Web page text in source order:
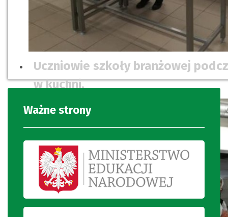
Uczniowie szkoły branżowej
w kuchni.
Ważne strony